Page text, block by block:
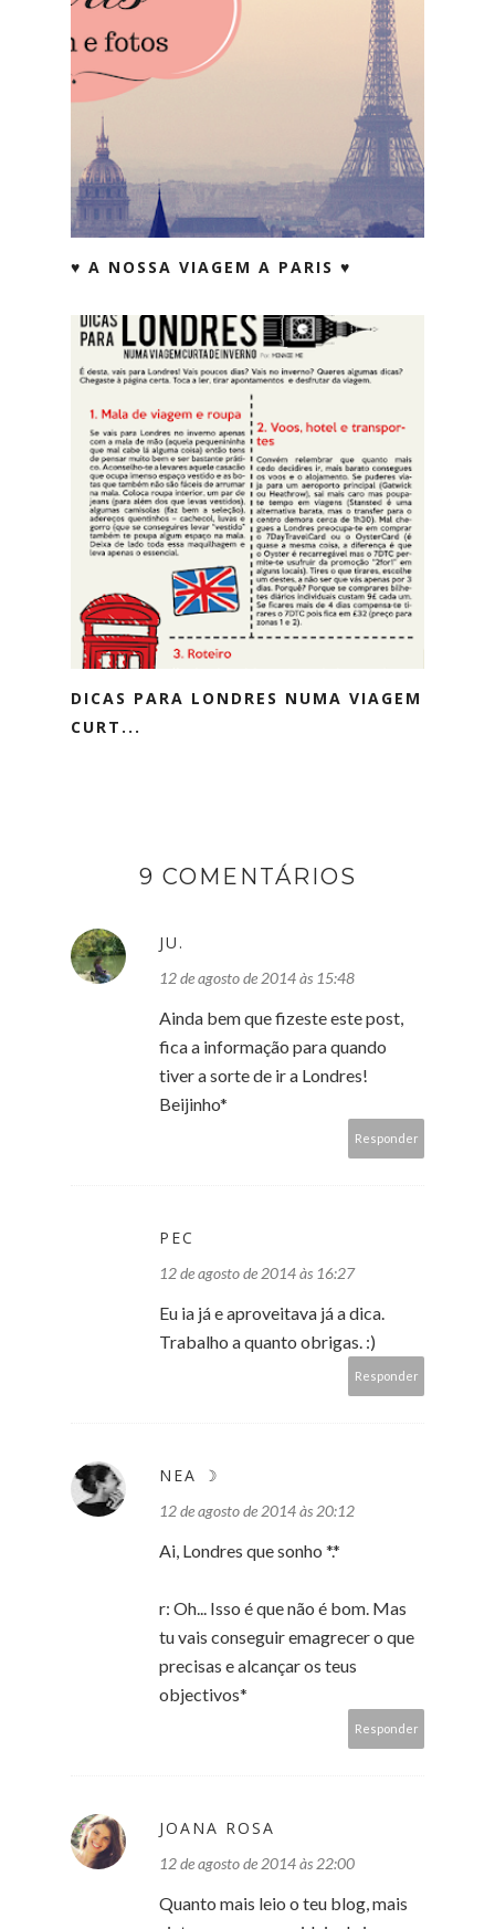
♥ A NOSSA VIAGEM A PARIS ♥
DICAS PARA LONDRES NUMA VIAGEM
CURT...
9 COMENTÁRIOS
JU.
12 de agosto de 2014 às 15:48
Ainda bem que fizeste este post,
fica a informação para quando
tiver a sorte de ir a Londres!
Beijinho*
Responder
PEC
12 de agosto de 2014 às 16:27
Eu ia já e aproveitava já a dica.
Trabalho a quanto obrigas. :)
Responder
NEA ☽
12 de agosto de 2014 às 20:12
Ai, Londres que sonho *.*
r: Oh... Isso é que não é bom. Mas
tu vais conseguir emagrecer o que
precisas e alcançar os teus
objectivos*
Responder
JOANA ROSA
12 de agosto de 2014 às 22:00
Quanto mais leio o teu blog, mais